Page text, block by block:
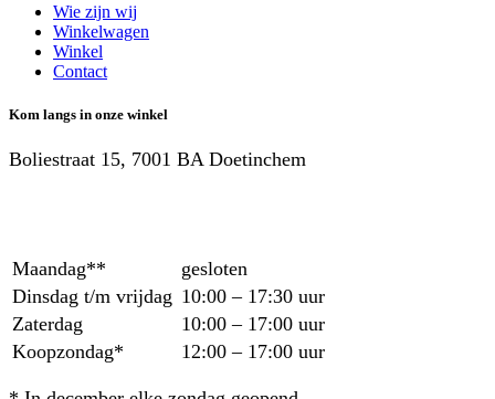
Wie zijn wij
Winkelwagen
Winkel
Contact
Kom langs in onze winkel
Boliestraat 15, 7001 BA Doetinchem
Maandag**
gesloten
Dinsdag t/m vrijdag 10:00 – 17:30 uur
Zaterdag
10:00 – 17:00 uur
Koopzondag*
12:00 – 17:00 uur